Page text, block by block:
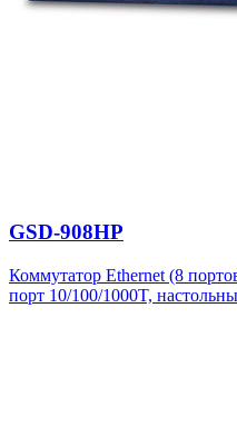
GSD-908HP
Коммутатор Ethernet (8
порт 10/100/1000T,